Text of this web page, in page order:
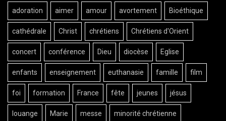
adoration aimer amour avortement Bioéthique
cathédrale Christ chrétiens Chrétiens d'Orient
concert conférence Dieu diocèse Eglise
enfants enseignement euthanasie famille film
foi formation France fête jeunes jésus
louange Marie messe minorité chrétienne